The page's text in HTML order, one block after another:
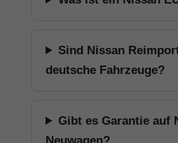
Sind Nissan
deutsche Fahrzeuge?
Gibt es Garantie auf